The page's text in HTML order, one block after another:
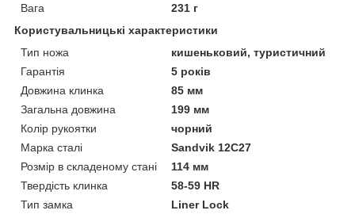
Вага
231 г
Користувальницькі характеристики
Тип ножа
кишеньковий, туристичний
Гарантія
5 років
Довжина клинка
85 мм
Загальна довжина
199 мм
Колір рукоятки
чорний
Марка сталі
Sandvik 12C27
Розмір в складеному стані
114 мм
Твердість клинка
58-59 HR
Тип замка
Liner Lock